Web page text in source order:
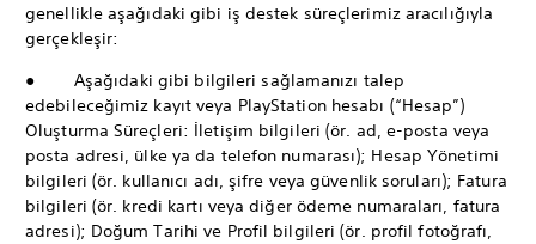
genellikle aşağıdaki gibi iş destek süreçlerimiz aracılığıyla
gerçekleşir:
● Aşağıdaki gibi bilgileri sağlamanızı talep
edebileceğimiz kayıt veya PlayStation hesabı (“Hesap”)
Oluşturma Süreçleri: İletişim bilgileri (ör. ad, e-posta veya
posta adresi, ülke ya da telefon numarası); Hesap Yönetimi
bilgileri (ör. kullanıcı adı, şifre veya güvenlik soruları); Fatura
bilgileri (ör. kredi kartı veya diğer ödeme numaraları, fatura
adresi); Doğum Tarihi ve Profil bilgileri (ör. profil fotoğrafı,